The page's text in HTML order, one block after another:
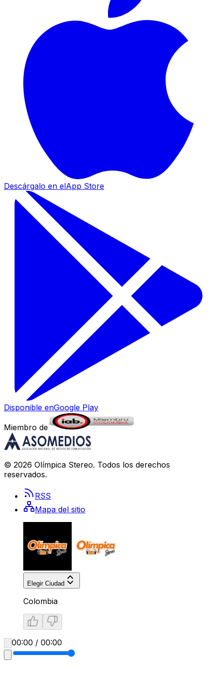
Descárgalo en elApp Store
Disponible enGoogle Play
Miembro de
© 2026 Olímpica Stereo. Todos los derechos
reservados.
RSS
Mapa del sitio
Elegir Ciudad
Colombia
00:00 / 00:00